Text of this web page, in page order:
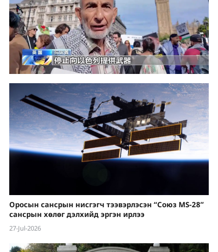
Оросын сансрын нисгэгч тээвэрлэсэн “Союз MS-28”
сансрын хөлөг дэлхийд эргэн ирлээ
27-Jul-2026